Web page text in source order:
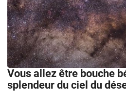
Vous allez être bouche
splendeur du ciel du